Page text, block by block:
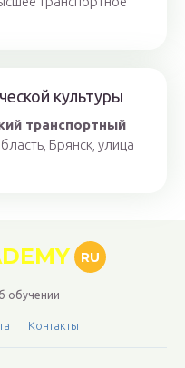
культуры
транспортный
Брянск, улица
RU
обучении
Контакты